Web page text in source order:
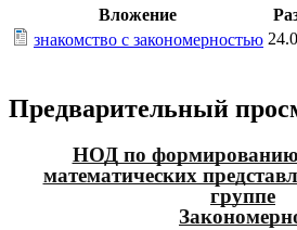
Вложение
знакомство с закономерностью
Предварительный
НОД по формированию
математических
группе